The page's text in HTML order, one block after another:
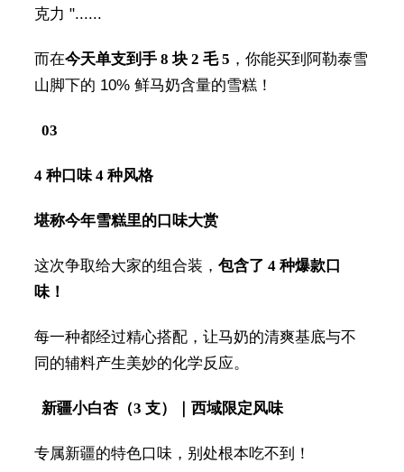
克力 "......
而在今天单支到手 8 块 2 毛 5 ，你能买到阿勒泰雪
山脚下的 10% 鲜马奶含量的雪糕！
03
4 种口味 4 种风格
堪称今年雪糕里的口味大赏
这次争取给大家的组合装， 包含了 4 种爆款口
味！
每一种都经过精心搭配，让马奶的清爽基底与不
同的辅料产生美妙的化学反应。
新疆小白杏（3 支）｜西域限定风味
专属新疆的特色口味，别处根本吃不到！